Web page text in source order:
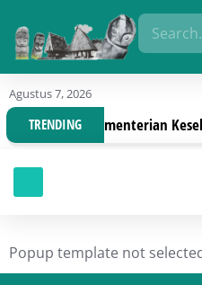
Agustus 7, 2026
TRENDINGKesehatan Juli 30, 2026
Popup template not